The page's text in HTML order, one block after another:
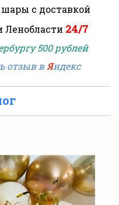
шары с доставкой
Ленобласти 24/7
500 рублей
отзыв вЯндекс